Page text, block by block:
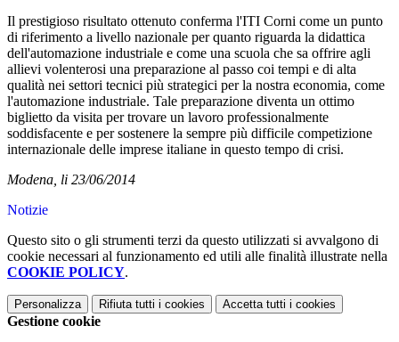
Il prestigioso risultato ottenuto conferma l'ITI Corni come un punto
di riferimento a livello nazionale per quanto riguarda la didattica
dell'automazione industriale e come una scuola che sa offrire agli
allievi volenterosi una preparazione al passo coi tempi e di alta
qualità nei settori tecnici più strategici per la nostra economia, come
l'automazione industriale. Tale preparazione diventa un ottimo
biglietto da visita per trovare un lavoro professionalmente
soddisfacente e per sostenere la sempre più difficile competizione
internazionale delle imprese italiane in questo tempo di crisi.
Modena, li 23/06/2014
Notizie
Questo sito o gli strumenti terzi da questo utilizzati si avvalgono di
cookie necessari al funzionamento ed utili alle finalità illustrate nella
COOKIE POLICY.
Personalizza Rifiuta tutti i cookies Accetta tutti i cookies
Gestione cookie